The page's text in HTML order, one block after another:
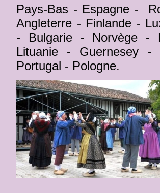
Pays-Bas - Espagne -
Angleterre - Finlande -
- Bulgarie - Norvège -
Lituanie - Guernesey -
Portugal - Pologne.